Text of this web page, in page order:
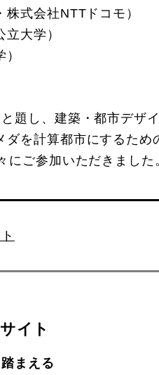
会社NTTドコモ）
大学）
題し、建築・都市デザ
ダを計算都市にするた
ご参加いただきました
イト
まえる